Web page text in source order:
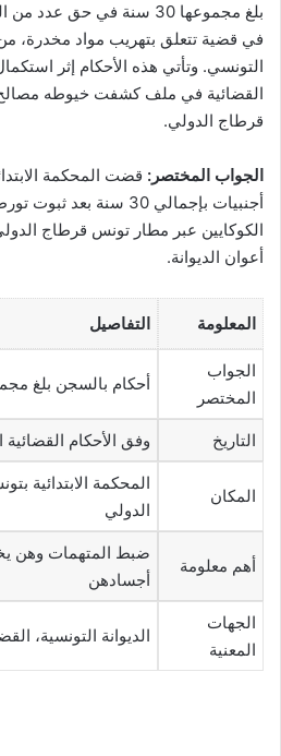
بلغ مجموعها 30 سنة في حق
في قضية تتعلق بتهريب مواد مخدرة، من
التونسي. وتأتي هذه الأحكام إثر
القضائية في ملف كشفت خيوطه مصالح
قرطاج الدولي.
الجواب المختصر: قضت المحكمة
أجنبيات بإجمالي 30 سنة
الكوكايين عبر مطار تونس قرطاج
أعوان الديوانة.
المعلومة التفاصيل
الجواب
المختصر
أحكام بالسجن بلغ مجموعها
التاريخ وفق الأحكام
المكان
المحكمة الابتدائية
الدولي
أهم معلومة
ضبط المتهمات وهن
أجسادهن
الجهات
المعنية
الديوانة التونسية،